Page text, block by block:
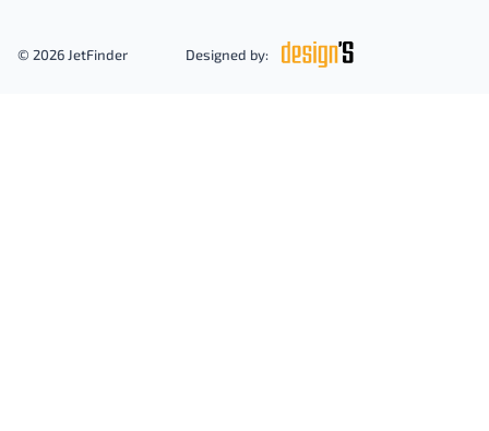
© 2026 JetFinder Designed by: